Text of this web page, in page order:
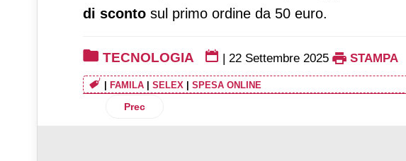
di sconto sul primo ordine da 50 euro.
TECNOLOGIA | 22 Settembre 2025 STAMPA
FAMILA SELEX SPESA ONLINE
Articolo precedente: Nasce Foodtech Incubator: il
Prec